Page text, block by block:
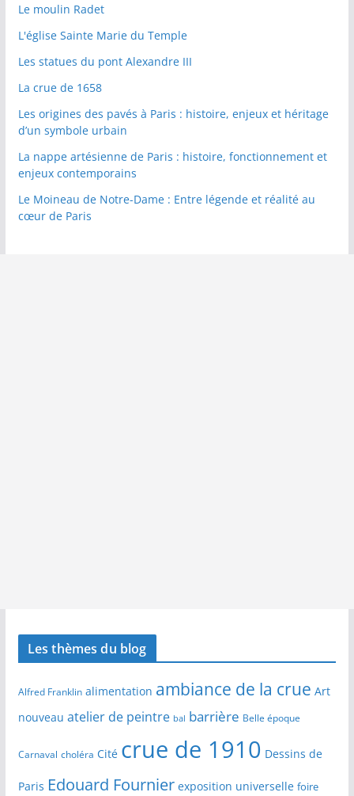
Le moulin Radet
L'église Sainte Marie du Temple
Les statues du pont Alexandre III
La crue de 1658
Les origines des pavés à Paris : histoire, enjeux et héritage
d’un symbole urbain
La nappe artésienne de Paris : histoire, fonctionnement et
enjeux contemporains
Le Moineau de Notre-Dame : Entre légende et réalité au
cœur de Paris
Les thèmes du blog
Alfred Franklin alimentation ambiance de la crue Art
nouveau atelier de peintre bal barrière Belle époque
Carnaval choléra Cité crue de 1910 Dessins de
Paris Edouard Fournier exposition universelle foire